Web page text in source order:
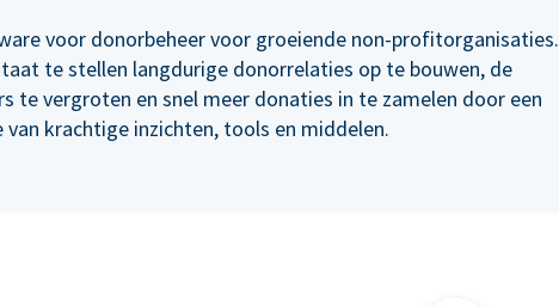
voor donorbeheer voor groeiende non-profitorganisaties.
te stellen langdurige donorrelaties op te bouwen, de
te vergroten en snel meer donaties in te zamelen door een
van krachtige inzichten, tools en middelen.